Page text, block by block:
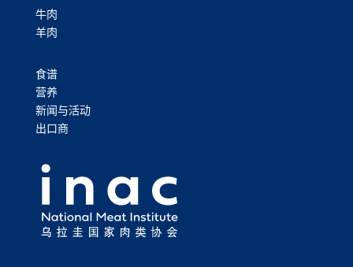
牛肉
羊肉
食谱
营养
新闻与活动
出口商